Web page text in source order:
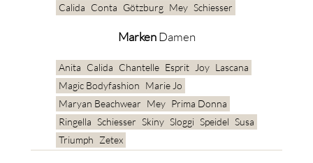
Calida Conta Götzburg Mey Schiesser
MarkenDamen
Anita Calida Chantelle Esprit Joy Lascana
Magic Bodyfashion Marie Jo
Maryan Beachwear Mey Prima Donna
Ringella Schiesser Skiny Sloggi Speidel Susa
Triumph Zetex